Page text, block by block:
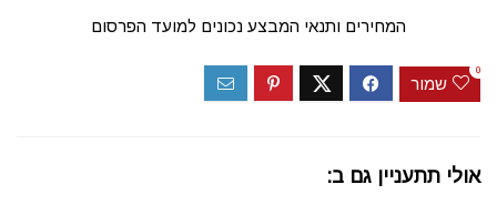
המחירים ותנאי המבצע נכונים למועד הפרסום
שמור
0
אולי תתעניין גם ב: